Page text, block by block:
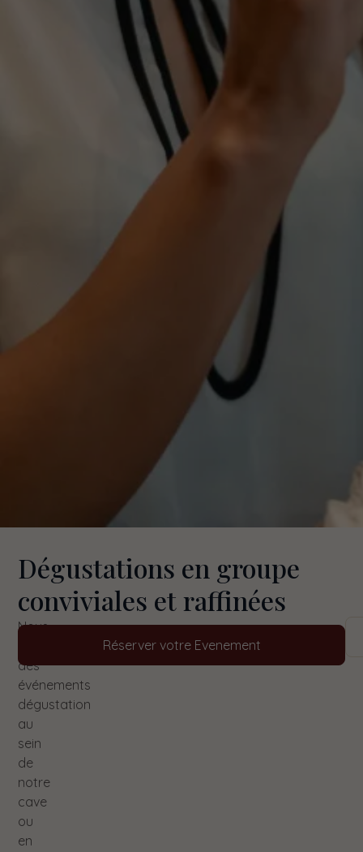
Dégustations en groupe
conviviales et raffinées
Nous
des
événements
dégustation
au
sein
de
notre
cave
ou
en
Réserver votre Evenement